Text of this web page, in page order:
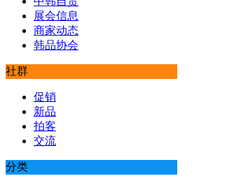
展会信息
商家动态
韩品协会
社群
促销
新品
拍客
交流
分类